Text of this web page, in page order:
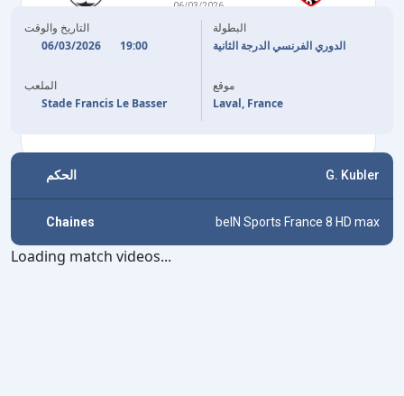
لافال
06/03/2026
83' M. SELLOUKI
A. SAMOURA
التاريخ والوقت
06/03/2026
19:00
الملعب
Stade Francis Le Basser
البطولة
الدوري الفرنسي الدرجة الثانية
موقع
Laval, France
الحكم G. Kubler
Chaines beIN Sports France 8 HD max
Loading match videos...